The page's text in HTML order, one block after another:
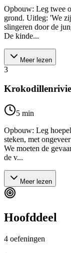
Opbouw: Leg twee
grond. Uitleg: 'We
slingeren door de
De kinde...
Meer lezen
3
5 min
Opbouw: Leg
steken, met
We moeten de
de v...
Meer lezen
Hoofddeel
4 oefeningen